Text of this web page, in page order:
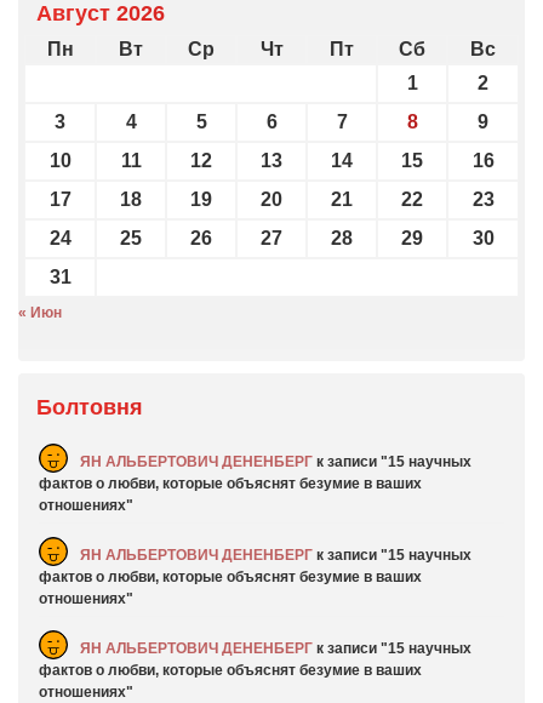
Август 2026
Пн Вт Ср Чт Пт Сб
Вс
1
2
3
4 5 6 7 8
9
10
11 12 13 14 15
16
17
18 19 20 21 22
23
24
25 26 27 28 29
30
31
« Июн
Болтовня
ЯН АЛЬБЕРТОВИЧ ДЕНЕНБЕРГ к записи
15 научных
фактов о любви, которые объяснят безумие в ваших
отношениях
ЯН АЛЬБЕРТОВИЧ ДЕНЕНБЕРГ к записи
15 научных
фактов о любви, которые объяснят безумие в ваших
отношениях
ЯН АЛЬБЕРТОВИЧ ДЕНЕНБЕРГ к записи
15 научных
фактов о любви, которые объяснят безумие в ваших
отношениях